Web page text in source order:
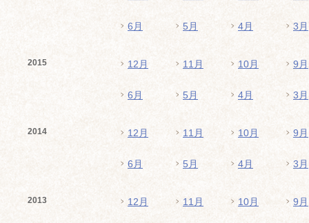
6月 5月 4月 3月
2015 12月 11月 10月 9月
6月 5月 4月 3月
2014 12月 11月 10月 9月
6月 5月 4月 3月
2013 12月 11月 10月 9月